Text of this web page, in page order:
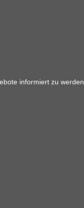
informiert zu werden.